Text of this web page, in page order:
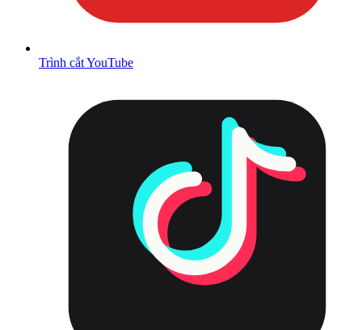
Trình cắt YouTube